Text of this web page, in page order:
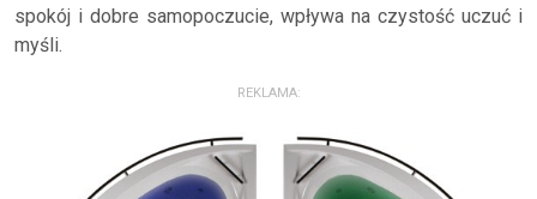
spokój i dobre samopoczucie, wpływa na czystość uczuć i
myśli.
REKLAMA: